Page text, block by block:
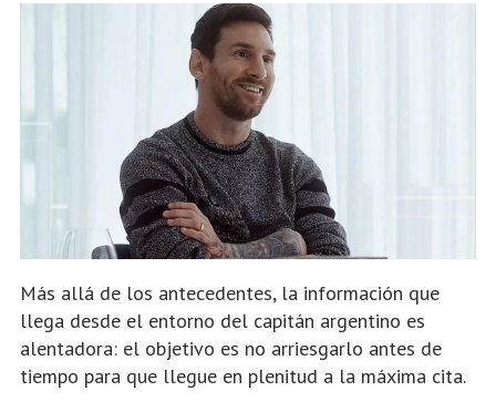
Más allá de los antecedentes, la información que
llega desde el entorno del capitán argentino es
alentadora: el objetivo es no arriesgarlo antes de
tiempo para que llegue en plenitud a la máxima cita.